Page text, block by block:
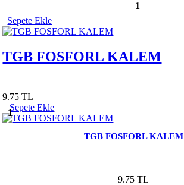
1
Sepete Ekle
TGB FOSFORL KALEM
9.75 TL
1
Sepete Ekle
TGB FOSFORL KALEM
9.75 TL